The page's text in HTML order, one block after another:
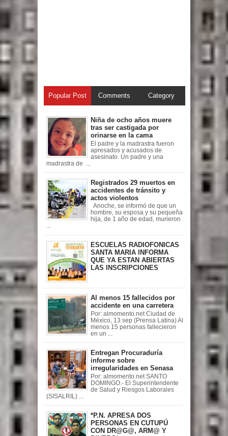
Popular Post Comments Category
Niña de ocho años muere
tras ser castigada por
orinarse en la cama
El padre y la madrastra fueron
apresados y acusados de
asesinato. Un padre y una
madrastra de ...
Registrados 29 muertos en
accidentes de tránsito y
actos violentos
Anoche, se informó de que un
hombre, su esposa y su pequeña
hija, de 1 año de edad, murieron
ESCUELAS RADIOFONICAS
SANTA MARIA INFORMA
QUE YA ESTAN ABIERTAS
LAS INSCRIPCIONES
Al menos 15 fallecidos por
accidente en una carretera
Por: almomento.net Ciudad de
México, 13 sep (Prensa Latina) Al
menos 15 personas fallecieron
en un ...
Entregan Procuraduría
informe sobre
irregularidades en Senasa
Por: almomento.net SANTO
DOMINGO.- El Superintendente
de Salud y Riesgos Laborales
(SISALRIL) ...
*P.N. APRESA DOS
PERSONAS EN CUTUPÚ
CON DR@G@, ARM@ Y